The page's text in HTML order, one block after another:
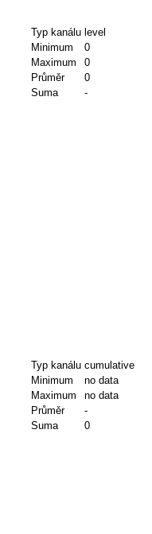
Typ kanálu level
Minimum
0
Maximum
0
Průměr
0
Suma
-
Typ kanálu cumulative
Minimum
no data
Maximum
no data
Průměr
-
Suma
0